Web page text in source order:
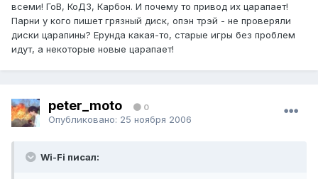
всеми! ГоВ, КоД3, Карбон. И почему то привод их царапает!
Парни у кого пишет грязный диск, опэн трэй - не проверяли
диски царапины? Ерунда какая-то, старые игры без проблем
идут, а некоторые новые царапает!
peter_moto 0
Опубликовано: 25 ноября 2006
Wi-Fi писал: